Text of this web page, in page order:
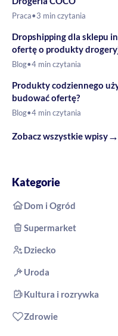
Praca•3 min czytania
Dropshipping dla sklepu
ofertę o produkty
Blog•4 min czytania
Produkty codziennego
budować ofertę?
Blog•4 min czytania
Zobacz wszystkie wpisy→
Kategorie
Dom i Ogród
Supermarket
Dziecko
Uroda
Kultura i rozrywka
Zdrowie